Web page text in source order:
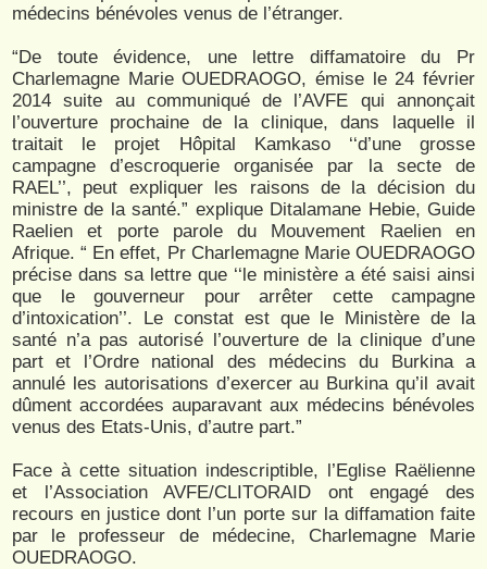
médecins bénévoles venus de l’étranger.
“De toute évidence, une lettre diffamatoire du Pr
Charlemagne Marie OUEDRAOGO, émise le 24 février
2014 suite au communiqué de l’AVFE qui annonçait
l’ouverture prochaine de la clinique, dans laquelle il
traitait le projet Hôpital Kamkaso ‘‘d’une grosse
campagne d’escroquerie organisée par la secte de
RAEL’’, peut expliquer les raisons de la décision du
ministre de la santé.” explique Ditalamane Hebie, Guide
Raelien et porte parole du Mouvement Raelien en
Afrique. “ En effet, Pr Charlemagne Marie OUEDRAOGO
précise dans sa lettre que ‘‘le ministère a été saisi ainsi
que le gouverneur pour arrêter cette campagne
d’intoxication’’. Le constat est que le Ministère de la
santé n’a pas autorisé l’ouverture de la clinique d’une
part et l’Ordre national des médecins du Burkina a
annulé les autorisations d’exercer au Burkina qu’il avait
dûment accordées auparavant aux médecins bénévoles
venus des Etats-Unis, d’autre part.”
Face à cette situation indescriptible, l’Eglise Raëlienne
et l’Association AVFE/CLITORAID ont engagé des
recours en justice dont l’un porte sur la diffamation faite
par le professeur de médecine, Charlemagne Marie
OUEDRAOGO.